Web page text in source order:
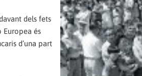
dels fets
Europea és
d’una part